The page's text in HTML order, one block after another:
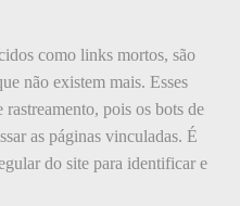
como links mortos, são
não existem mais. Esses
pois os bots de
as páginas vinculadas. É
do site para identificar e